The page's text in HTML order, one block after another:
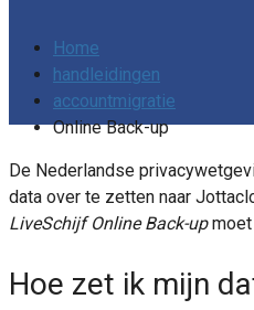
Home
handleidingen
accountmigratie
Online Back-up
De Nederlandse
data over te zetten naar
LiveSchijf Online Back-upmoet
Hoe zet ik mijn